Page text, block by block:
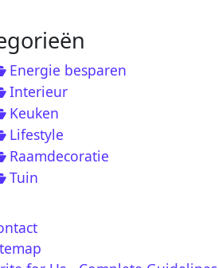
Energie besparen
Interieur
Keuken
Lifestyle
Raamdecoratie
Tuin